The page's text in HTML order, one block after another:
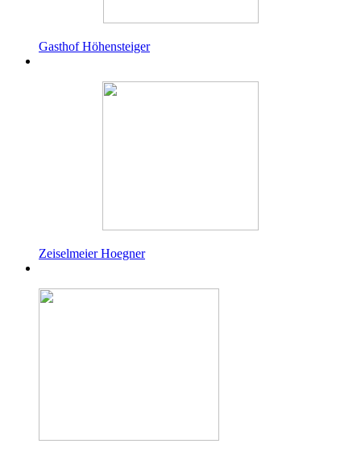
Gasthof Höhensteiger
Zeiselmeier Hoegner